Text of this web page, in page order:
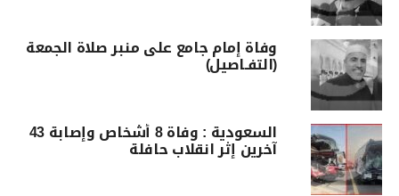
وفاة إمام جامع على منبر صلاة الجمعة
(التفـاصيل)
السعودية : وفاة 8 أشخاص وإصابة 43
آخرين إثر انقلاب حافلة